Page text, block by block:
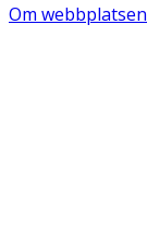
Om webbplatsen